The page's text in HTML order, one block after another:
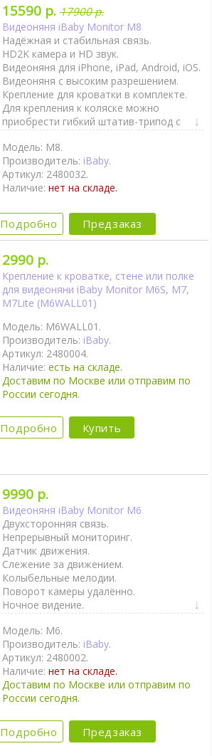
15590 р. 17900 р.
Видеоняня iBaby Monitor M8
Надёжная и стабильная связь.
HD2K камера и HD звук.
Видеоняня для iPhone, iPad, Android, iOS.
Видеоняня с высоким разрешением.
Крепление для кроватки в комплекте.
Для крепления к коляске можно
приобрести гибкий штатив-трипод с
винтом 1/4 дюйма..
Двухсторонняя связь.
Активация при плаче (VOX).
Датчик движения.
Датчик качества воздуха.
Гигрометр.
Ночник и подвижный проектор
звездного неба.
Колыбельные мелодии.
Поворот камеры удалённо.
Цветное ночное видение.
Интернет-доступ через Wi-Fi.
Модель: M8.
Производитель: iBaby.
Артикул: 2480032.
Наличие:нет на складе.
Подробно Предзаказ
2990 р.
Крепление к кроватке, стене или полке
для видеоняни iBaby Monitor M6S, M7,
M7Lite (M6WALL01)
Модель: M6WALL01.
Производитель: iBaby.
Артикул: 2480004.
Наличие:есть на складе.
Доставим по Москве или отправим по
России сегодня.
Подробно Купить
9990 р.
Видеоняня iBaby Monitor M6
Двухсторонняя связь.
Непрерывный мониторинг.
Датчик движения.
Слежение за движением.
Колыбельные мелодии.
Поворот камеры удалённо.
Ночное видение.
Интернет-доступ через Wi-Fi.
1 камера в комплекте.
Модель: M6.
Производитель: iBaby.
Артикул: 2480002.
Наличие:нет на складе.
Доставим по Москве или отправим по
России сегодня.
Подробно Предзаказ